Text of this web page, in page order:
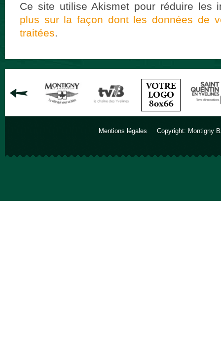
Ce site utilise Akismet pour réduire les
plus sur la façon dont les données de
traitées.
Mentions légales Copyright: Montigny